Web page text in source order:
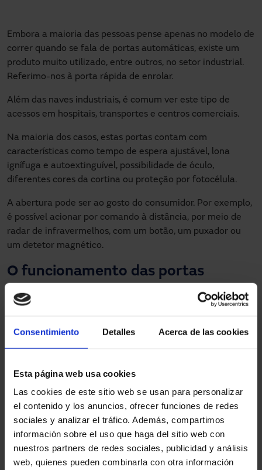
Consentimiento Detalles Acerca de las cookies
Esta página web usa cookies
Las cookies de este sitio web se usan para personalizar
el contenido y los anuncios, ofrecer funciones de redes
sociales y analizar el tráfico. Además, compartimos
información sobre el uso que haga del sitio web con
nuestros partners de redes sociales, publicidad y análisis
web, quienes pueden combinarla con otra información
Embora a maioria das pessoas pense apenas no modelo de
correr quando se fala de portas automáticas, existe um
produto muito utilizado, entre outros, no setor industrial.
Referimo-nos à porta rápida de enrolar.
Além das naves industriais, é comum ver este tipo de
acessos em hospitais, transportes e centros comerciais.
Na maioria dos casos, estas portas contam com
características como tempo de espera ajustável, lona
ignífuga e autoextinguível, possibilidade de óculo,
diferentes cores da cortina ou proteção por fotocélula.
A abertura pode ser ao gosto do consumidor. Por exemplo,
é possível acionar por comando à distância, por meio de
radar de infravermelhos, com um botão, um puxador ou
um detetor magnético.
O funcionamento das portas
rápidas de enrolar
que são muito instalados e permitem um ótimo resultado
possa variar:
De abertura vertical: É uma boa opção para locais
onde há grande movimento de pessoas, maquinaria e
veículos, como uma nave industrial, um armazém ou
uma plataforma de carga. Cabe destacar que o seu
tamanho reduzido e a sua alta estanqueidade,
conferem-lhe uma alta resistência ao ar, permitindo a